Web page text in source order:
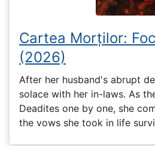
Cartea Morților:
(2026)
After her husband's abrupt
solace with her in-laws. As
Deadites one by one, she
the vows she took in life